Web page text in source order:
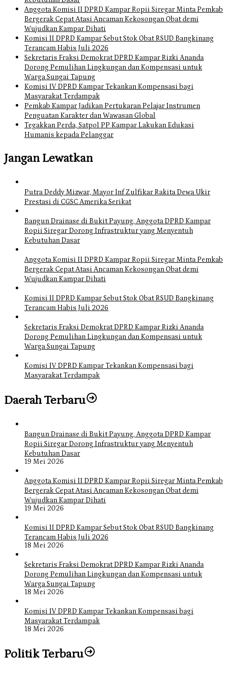
Anggota Komisi II DPRD Kampar Ropii Siregar Minta Pemkab
Bergerak Cepat Atasi Ancaman Kekosongan Obat demi
Wujudkan Kampar Dihati
Komisi II DPRD Kampar Sebut Stok Obat RSUD Bangkinang
Terancam Habis Juli 2026
Sekretaris Fraksi Demokrat DPRD Kampar Rizki Ananda
Dorong Pemulihan Lingkungan dan Kompensasi untuk
Warga Sungai Tapung
Komisi IV DPRD Kampar Tekankan Kompensasi bagi
Masyarakat Terdampak
Pemkab Kampar Jadikan Pertukaran Pelajar Instrumen
Penguatan Karakter dan Wawasan Global
Tegakkan Perda, Satpol PP Kampar Lakukan Edukasi
Humanis kepada Pelanggar
Jangan Lewatkan
Putra Deddy Mizwar, Mayor Inf Zulfikar Rakita Dewa Ukir
Prestasi di CGSC Amerika Serikat
Bangun Drainase di Bukit Payung, Anggota DPRD Kampar
Ropii Siregar Dorong Infrastruktur yang Menyentuh
Kebutuhan Dasar
Anggota Komisi II DPRD Kampar Ropii Siregar Minta Pemkab
Bergerak Cepat Atasi Ancaman Kekosongan Obat demi
Wujudkan Kampar Dihati
Komisi II DPRD Kampar Sebut Stok Obat RSUD Bangkinang
Terancam Habis Juli 2026
Sekretaris Fraksi Demokrat DPRD Kampar Rizki Ananda
Dorong Pemulihan Lingkungan dan Kompensasi untuk
Warga Sungai Tapung
Komisi IV DPRD Kampar Tekankan Kompensasi bagi
Masyarakat Terdampak
Daerah Terbaru
Bangun Drainase di Bukit Payung, Anggota DPRD Kampar
Ropii Siregar Dorong Infrastruktur yang Menyentuh
Kebutuhan Dasar
19 Mei 2026
Anggota Komisi II DPRD Kampar Ropii Siregar Minta Pemkab
Bergerak Cepat Atasi Ancaman Kekosongan Obat demi
Wujudkan Kampar Dihati
19 Mei 2026
Komisi II DPRD Kampar Sebut Stok Obat RSUD Bangkinang
Terancam Habis Juli 2026
18 Mei 2026
Sekretaris Fraksi Demokrat DPRD Kampar Rizki Ananda
Dorong Pemulihan Lingkungan dan Kompensasi untuk
Warga Sungai Tapung
18 Mei 2026
Komisi IV DPRD Kampar Tekankan Kompensasi bagi
Masyarakat Terdampak
18 Mei 2026
Politik Terbaru